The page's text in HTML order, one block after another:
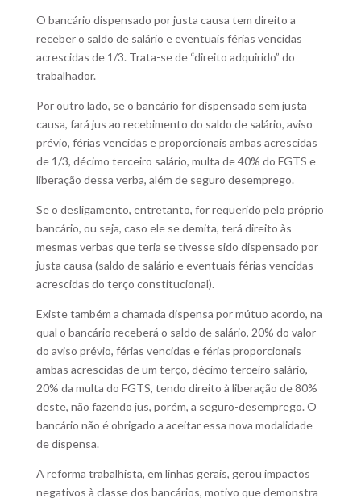
O bancário dispensado por justa causa tem direito a
receber o saldo de salário e eventuais férias vencidas
acrescidas de 1/3. Trata-se de “direito adquirido” do
trabalhador.
Por outro lado, se o bancário for dispensado sem justa
causa, fará jus ao recebimento do saldo de salário, aviso
prévio, férias vencidas e proporcionais ambas acrescidas
de 1/3, décimo terceiro salário, multa de 40% do FGTS e
liberação dessa verba, além de seguro desemprego.
Se o desligamento, entretanto, for requerido pelo próprio
bancário, ou seja, caso ele se demita, terá direito às
mesmas verbas que teria se tivesse sido dispensado por
justa causa (saldo de salário e eventuais férias vencidas
acrescidas do terço constitucional).
Existe também a chamada dispensa por mútuo acordo, na
qual o bancário receberá o saldo de salário, 20% do valor
do aviso prévio, férias vencidas e férias proporcionais
ambas acrescidas de um terço, décimo terceiro salário,
20% da multa do FGTS, tendo direito à liberação de 80%
deste, não fazendo jus, porém, a seguro-desemprego. O
bancário não é obrigado a aceitar essa nova modalidade
de dispensa.
A reforma trabalhista, em linhas gerais, gerou impactos
negativos à classe dos bancários, motivo que demonstra